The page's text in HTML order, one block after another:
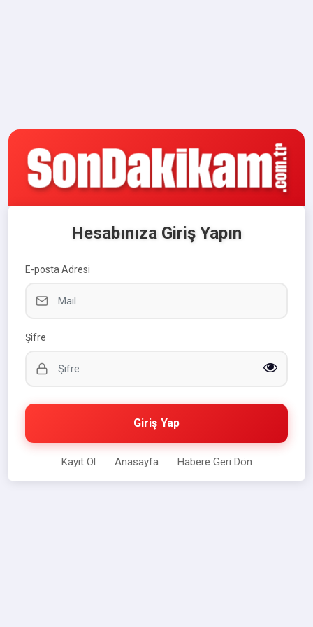
Hesabınıza Giriş Yapın
E-posta Adresi
Şifre
Giriş Yap
Kayıt Ol Anasayfa Habere Geri Dön